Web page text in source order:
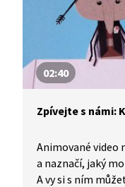
02:40
Zpívejte s námi:
Animované video
a naznačí, jaký
A vy si s ním